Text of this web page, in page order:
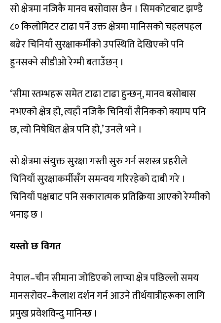
सो क्षेत्रमा नजिकै मानव बसोवास छैन । सिमकोटबाट झण्डै
८० किलोमिटर टाढा पर्ने उक्त क्षेत्रमा मानिसको चहलपहल
बढेर चिनियाँ सुरक्षाकर्मीको उपस्थिति देखिएको पनि
हुनसक्ने सीडीओ रेग्मी बताउँछन् ।
‘सीमा स्तम्भहरू समेत टाढा टाढा हुन्छन्, मानव बसोबास
नभएको क्षेत्र हो, त्यहाँ नजिकै चिनियाँ सैनिकको क्याम्प पनि
छ, त्यो निषेधित क्षेत्र पनि हो,’ उनले भने ।
सो क्षेत्रमा संयुक्त सुरक्षा गस्ती सुरु गर्न सशस्त्र प्रहरीले
चिनियाँ सुरक्षाकर्मीसँग समन्वय गरिरहेको दाबी गरे ।
चिनियाँ पक्षबाट पनि सकारात्मक प्रतिक्रिया आएको रेग्मीको
भनाइ छ ।
यस्तो छ विगत
नेपाल–चीन सीमाना जोडिएको लाप्चा क्षेत्र पछिल्लो समय
मानसरोवर–कैलाश दर्शन गर्न आउने तीर्थयात्रीहरूका लागि
प्रमुख प्रवेशविन्दु मानिन्छ ।